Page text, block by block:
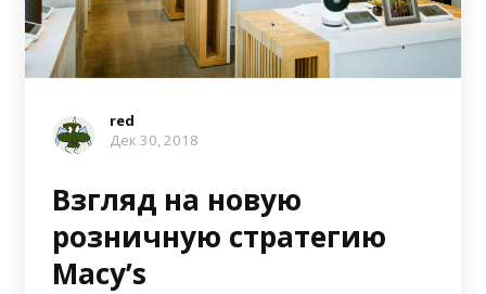
red
Дек 30, 2018
Взгляд на новую
розничную стратегию
Macy’s